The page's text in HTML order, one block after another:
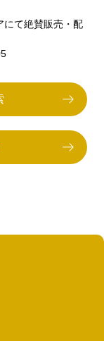
にて絶賛販売・配